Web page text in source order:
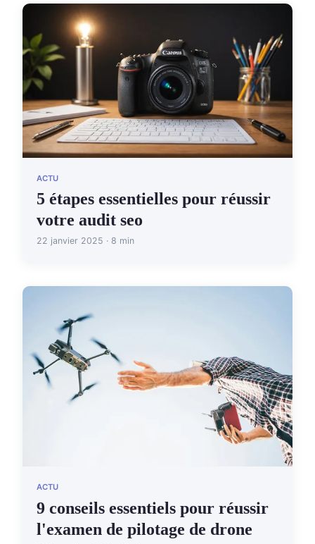
ACTU
5 étapes essentielles pour réussir
votre audit seo
22 janvier 2025 · 8 min
ACTU
9 conseils essentiels pour réussir
l'examen de pilotage de drone